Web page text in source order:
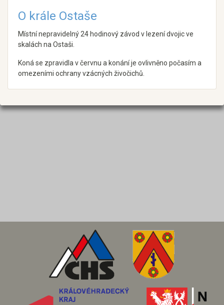
O krále Ostaše
Místní nepravidelný 24 hodinový závod v lezení dvojic ve
skalách na Ostaši.
Koná se zpravidla v červnu a konání je ovlivněno počasím a
omezeními ochrany vzácných živočichů.